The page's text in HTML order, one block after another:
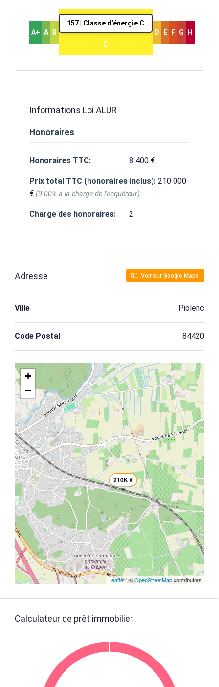
A+ A B
157 | Classe d'énergie C
C
D E F G H
Informations Loi ALUR
Honoraires
Honoraires TTC: 8 400 €
Prix total TTC (honoraires inclus): 210 000
€ (0.00% à la charge de l'acquéreur)
Charge des honoraires: 2
Adresse Voir sur Google Maps
Ville Piolenc
Code Postal 84420
210K €
+
−
Leaflet| ©OpenStreetMapcontributors
Calculateur de prêt immobilier